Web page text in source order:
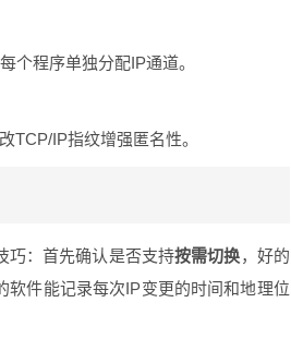
个程序单独分配IP通道。
TCP/IP指纹增强匿名性。
巧：首先确认是否支持按需切换，好的
软件能记录每次IP变更的时间和地理位